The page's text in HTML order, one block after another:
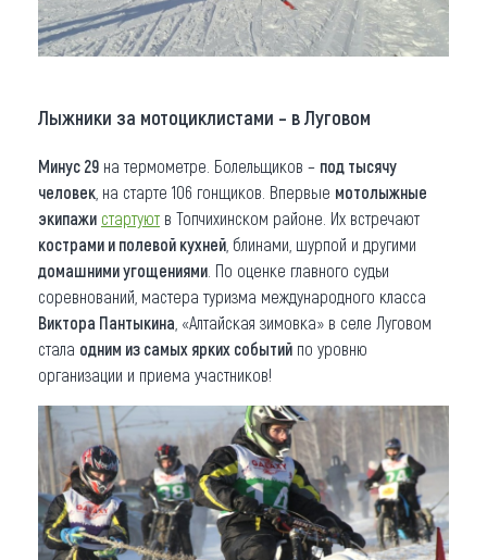
Лыжники за мотоциклистами – в Луговом
Минус 29 на термометре. Болельщиков – под тысячу
человек , на старте 106 гонщиков. Впервые мотолыжные
экипажи стартуют в Топчихинском районе. Их встречают
кострами и полевой кухней , блинами, шурпой и другими
домашними угощениями . По оценке главного судьи
соревнований, мастера туризма международного класса
Виктора Пантыкина , «Алтайская зимовка» в селе Луговом
стала одним из самых ярких событий по уровню
организации и приема участников!